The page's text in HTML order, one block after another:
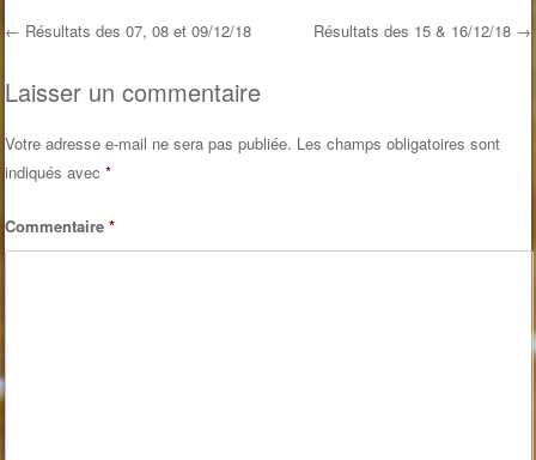
Post navigation
← Résultats des 07, 08 et 09/12/18 Résultats des 15 & 16/12/18 →
Laisser un commentaire
Votre adresse e-mail ne sera pas publiée. Les champs obligatoires sont
indiqués avec*
Commentaire*